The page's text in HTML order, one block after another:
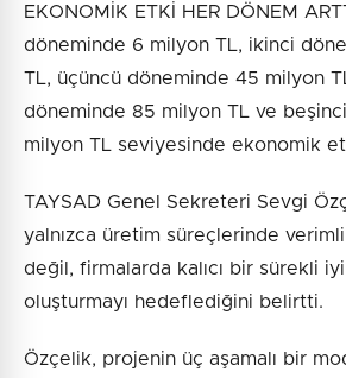
EKONOMİK ETKİ HER DÖNEM
döneminde 6 milyon TL, ikinci
TL, üçüncü döneminde 45 milyon
döneminde 85 milyon TL ve
milyon TL seviyesinde ekonomik
TAYSAD Genel Sekreteri Sevgi
yalnızca üretim süreçlerinde
değil, firmalarda kalıcı bir sürekli
oluşturmayı hedeflediğini belirtti.
Özçelik, projenin üç aşamalı bir